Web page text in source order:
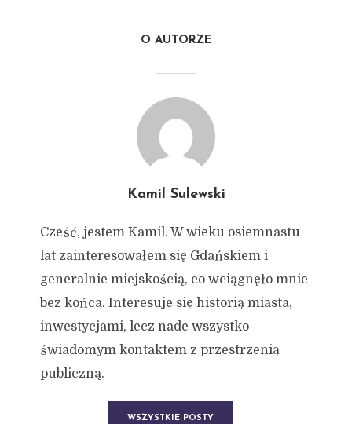
O AUTORZE
Kamil Sulewski
Cześć, jestem Kamil. W wieku osiemnastu
lat zainteresowałem się Gdańskiem i
generalnie miejskością, co wciągnęło mnie
bez końca. Interesuje się historią miasta,
inwestycjami, lecz nade wszystko
świadomym kontaktem z przestrzenią
publiczną.
WSZYSTKIE POSTY